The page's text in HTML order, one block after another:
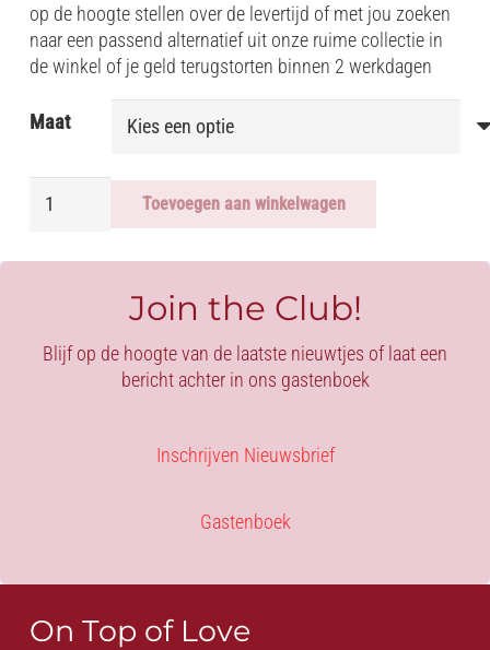
op de hoogte stellen over de levertijd of met jou zoeken
naar een passend alternatief uit onze ruime collectie in
de winkel of je geld terugstorten binnen 2 werkdagen
Maat
RED
Toevoegen aan winkelwagen
Join the Club!
Blijf op de hoogte van de laatste nieuwtjes of laat een
bericht achter in ons gastenboek
Inschrijven Nieuwsbrief
Gastenboek
On Top of Love